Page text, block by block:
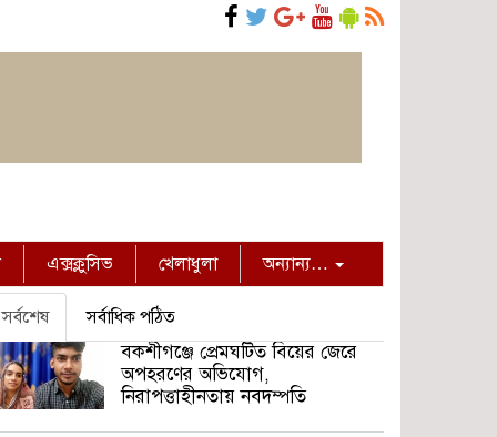
এক্সক্লুসিভ খেলাধুলা অন্যান্য…
সর্বশেষ সর্বাধিক পঠিত
বকশীগঞ্জে প্রেমঘটিত বিয়ের জেরে
অপহরণের অভিযোগ,
নিরাপত্তাহীনতায় নবদম্পতি